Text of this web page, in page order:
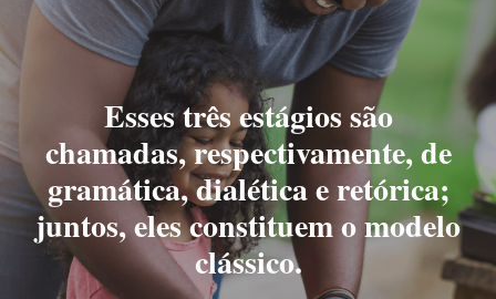
Esses três estágios são
chamadas, respectivamente, de
gramática, dialética e retórica;
juntos, eles constituem o modelo
clássico.